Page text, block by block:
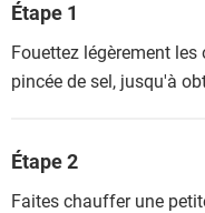
Étape 1
Fouettez légèrement
pincée de sel, jusqu'à
Étape 2
Faites chauffer une